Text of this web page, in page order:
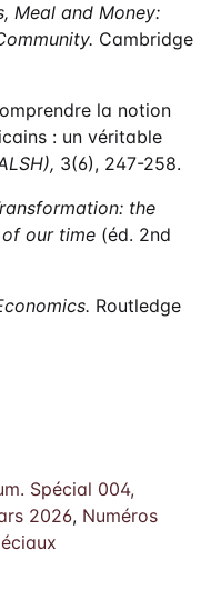
Meal and Money:
Cambridge
la notion
: un véritable
3(6), 247-258.
the
our time (éd. 2nd
Routledge
Spécial 004,
2026, Numéros